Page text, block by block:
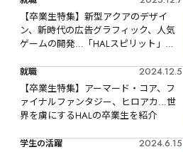
【卒業生特集】新型アクアのデザイ
ン、新時代の広告グラフィック、人気
ゲームの開発…「HALスピリット」を
就職
2024.12.5
【卒業生特集】アーマード・コア、フ
ァイナルファンタジー、ヒロアカ…世
界を虜にするHALの卒業生を紹介
学生の活躍
2024.6.15